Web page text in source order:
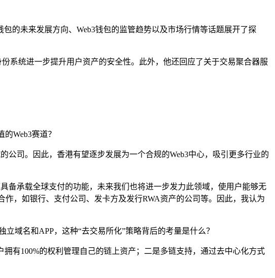
的未来发展方向、Web3钱包的监管趋势以及市场行情等话题展开了探
系统进一步提升用户资产的安全性。此外，他还回应了关于交易聚合器服
Web3赛道？
公司。因此，香港有望逐步发展为一个合规的Web3中心，吸引更多行业的
备承载全球支付的功能，未来我们也将进一步发力此领域，使用户能够无
，如银行、支付公司、发卡方及发行RWA资产的公司等。因此，我认为
域名和APP，这种“去交易所化”策略背后的考量是什么？
有100%的权利管理自己的链上资产；二是多链支持，通过去中心化方式